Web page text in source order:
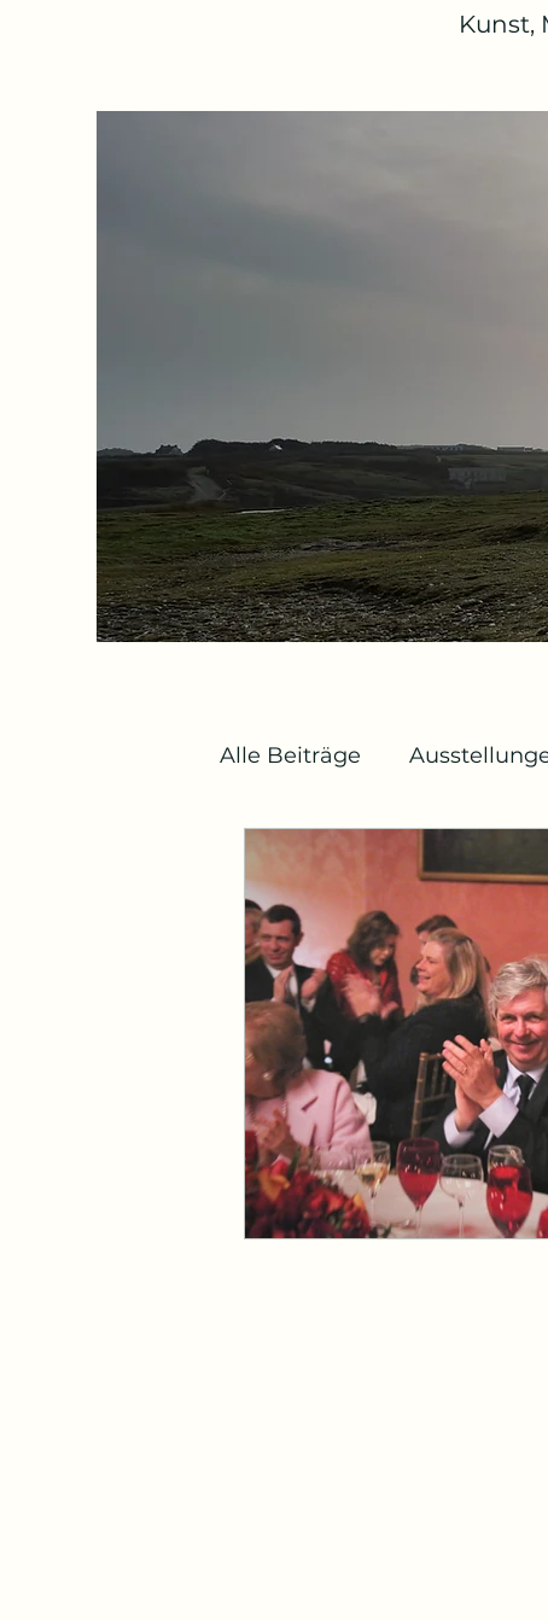
Kunst,
Alle Beiträge
Medien Bücher